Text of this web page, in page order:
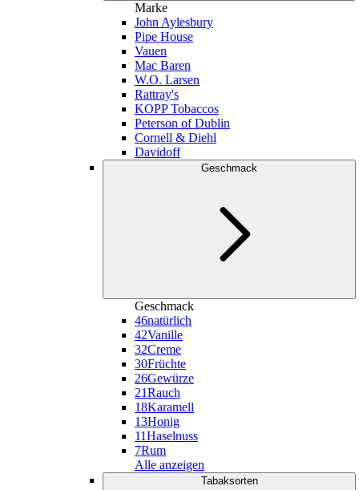
Marke
John Aylesbury
Pipe House
Vauen
Mac Baren
W.O. Larsen
Rattray's
KOPP Tobaccos
Peterson of Dublin
Cornell & Diehl
Davidoff
Geschmack
Geschmack
46natürlich
42Vanille
32Creme
30Früchte
26Gewürze
21Rauch
18Karamell
13Honig
11Haselnuss
7Rum
Alle anzeigen
Tabaksorten